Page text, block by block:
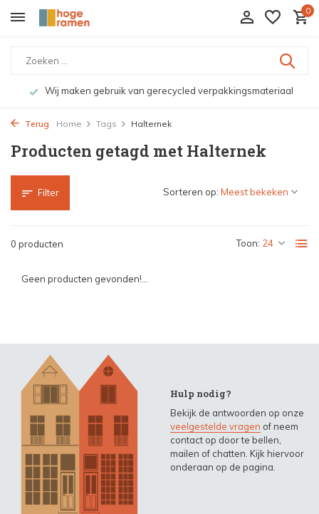
0
Wij maken gebruik van gerecycled verpakkingsmateriaal
Terug Home Tags Halternek
Producten getagd met Halternek
Filter
0 producten Toon:
Sorteren op:
Geen producten gevonden!...
Hulp nodig?
Bekijk de antwoorden op onze
veelgestelde vragen of neem
contact op door te bellen,
mailen of chatten. Kijk hiervoor
onderaan op de pagina.